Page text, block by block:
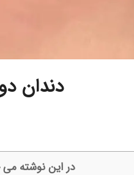
دندان
در این نوشته می